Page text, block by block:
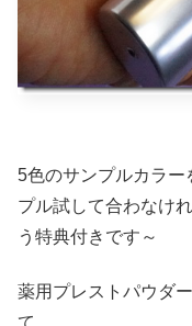
5色のサンプルカラー
プル試して合わなけ
う特典付きです～
薬用プレストパウダ